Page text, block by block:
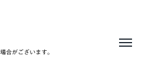
合がございます。